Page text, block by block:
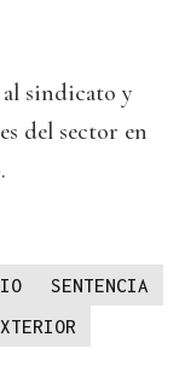
sindicato y
del sector en
SENTENCIA